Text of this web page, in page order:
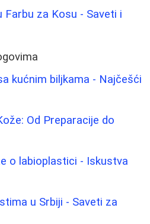
Farbu za Kosu - Saveti i
kućnim biljkama - Najčešći
Od Preparacije do
o labioplastici - Iskustva
u Srbiji - Saveti za